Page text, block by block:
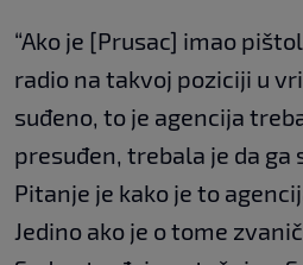
“Ako je [Prusac] imao
radio na takvoj poziciji u
suđeno, to je agencija
presuđen, trebala je da ga
Pitanje je kako je to
Jedino ako je o tome